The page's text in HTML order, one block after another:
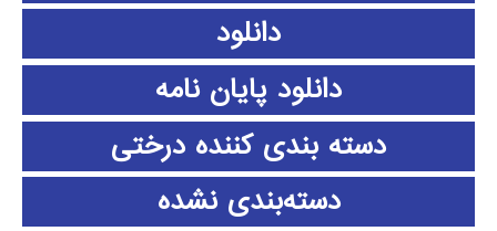
دانلود
دانلود پايان نامه
دسته بندی کننده درختی
دسته‌بندی نشده